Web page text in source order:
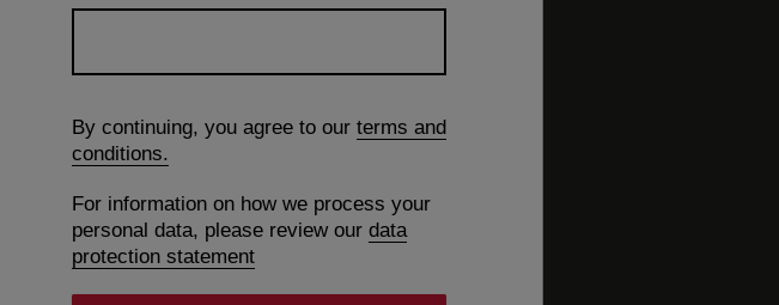
By continuing, you agree to our terms and
conditions.
For information on how we process your
personal data, please review our data
protection statement